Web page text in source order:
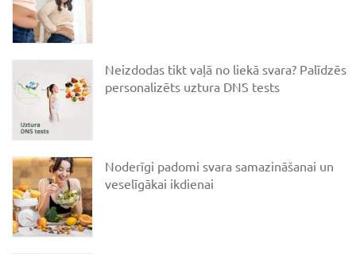
Neizdodas tikt vaļā no liekā svara? Palīdzēs
personalizēts uztura DNS tests
Noderīgi padomi svara samazināšanai un
veselīgākai ikdienai